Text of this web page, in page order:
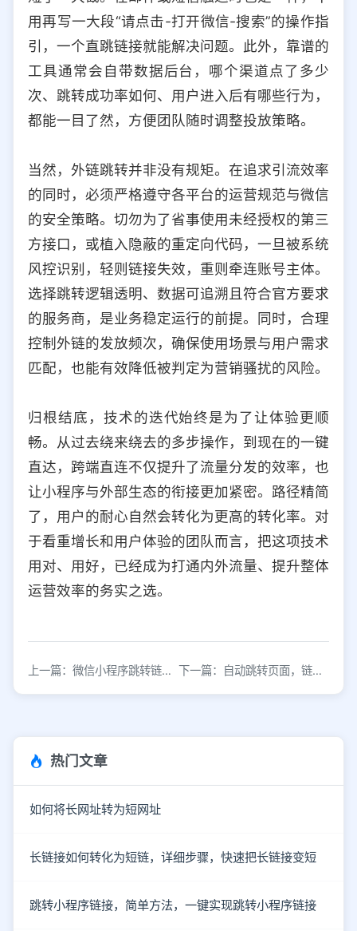
用再写一大段“请点击-打开微信-搜索”的操作指
引，一个直跳链接就能解决问题。此外，靠谱的
工具通常会自带数据后台，哪个渠道点了多少
次、跳转成功率如何、用户进入后有哪些行为，
都能一目了然，方便团队随时调整投放策略。
当然，外链跳转并非没有规矩。在追求引流效率
的同时，必须严格遵守各平台的运营规范与微信
的安全策略。切勿为了省事使用未经授权的第三
方接口，或植入隐蔽的重定向代码，一旦被系统
风控识别，轻则链接失效，重则牵连账号主体。
选择跳转逻辑透明、数据可追溯且符合官方要求
的服务商，是业务稳定运行的前提。同时，合理
控制外链的发放频次，确保使用场景与用户需求
匹配，也能有效降低被判定为营销骚扰的风险。
归根结底，技术的迭代始终是为了让体验更顺
畅。从过去绕来绕去的多步操作，到现在的一键
直达，跨端直连不仅提升了流量分发的效率，也
让小程序与外部生态的衔接更加紧密。路径精简
了，用户的耐心自然会转化为更高的转化率。对
于看重增长和用户体验的团队而言，把这项技术
用对、用好，已经成为打通内外流量、提升整体
运营效率的务实之选。
上一篇：微信小程序跳转链接功能【在线生成工具】 下一篇：自动跳转页面，链接自动跳转至微信
热门文章
如何将长网址转为短网址
长链接如何转化为短链，详细步骤，快速把长链接变短
跳转小程序链接，简单方法，一键实现跳转小程序链接